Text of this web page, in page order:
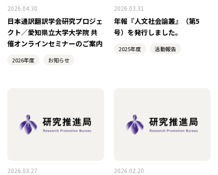
2026.04.30
日本通訳翻訳学会研究プロジェ
クト／愛知県立大学大学院 共
催オンラインセミナーのご案内
2026年度 お知らせ
2026.03.31
年報『人文社会論叢』（第5
号）を発行しました。
2025年度 活動報告
2026.03.27 2026.02.20